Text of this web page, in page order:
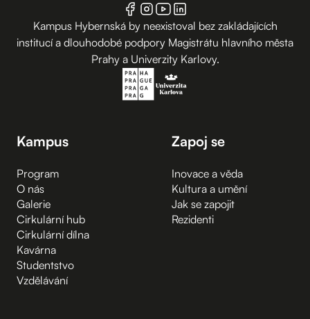
Kampus Hybernská by neexistoval bez zakládajících
institucí a dlouhodobé podpory Magistrátu hlavního města
Prahy a Univerzity Karlovy.
Kampus
Program
O nás
Galerie
Cirkulární hub
Cirkulární dílna
Kavárna
Studentstvo
Vzdělávání
Zapoj se
Inovace a věda
Kultura a umění
Jak se zapojit
Rezidenti